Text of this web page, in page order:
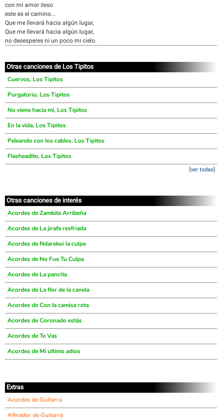
con mi amor ileso
este es el camino...
Que me llevará hacia algún lugar,
Que me llevará hacia algún lugar,
no desesperes ni un poco mi cielo.
Otras canciones de Los Tipitos
Cuervos, Los Tipitos
Purgatorio, Los Tipitos
No viene hacia mí, Los Tipitos
En la vida, Los Tipitos
Peleando con los cables, Los Tipitos
Flasheadito, Los Tipitos
[ver todas]
Otras canciones de interés
Acordes de Zambita Arribeña
Acordes de La jirafa resfriada
Acordes de Ndarekoi la culpa
Acordes de No Fue Tu Culpa
Acordes de La pancita
Acordes de La flor de la canela
Acordes de Con la camisa rota
Acordes de Coronado estás
Acordes de Te Vas
Acordes de Mi ultimo adios
Extras
Acordes de Guitarra
Afinador de Guitarra